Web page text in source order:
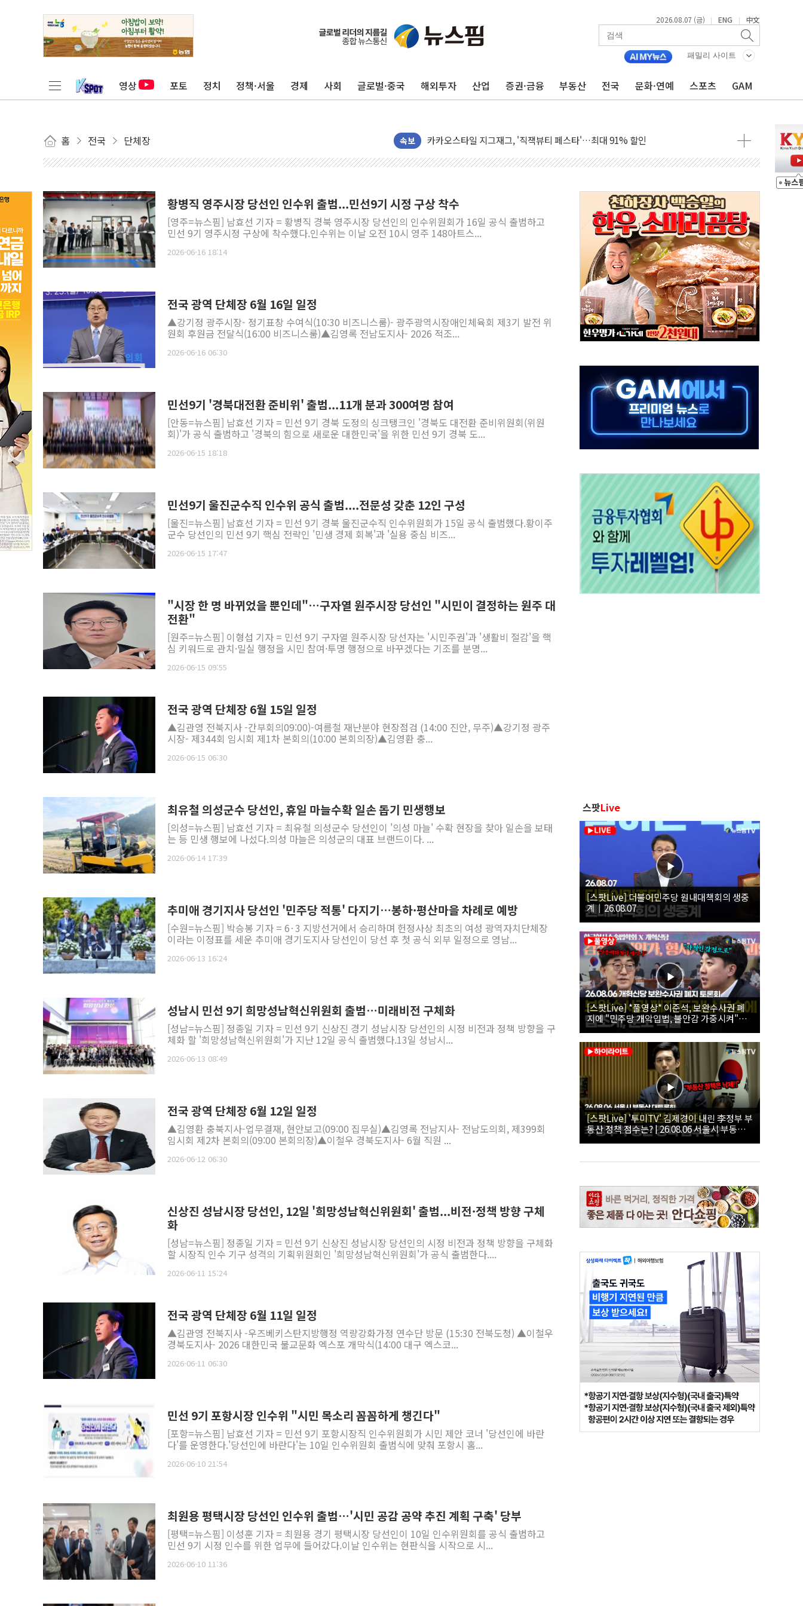
2026.08.07 (금) | ENG | 中文
패밀리 사이트
영상 포토 정치 정책·서울 경제 사회 글로벌·중국 해외투자 산업 증권·금융 부동산 전국 문화·연예 스포츠 GAM
홈 전국 단체장 속보
오뚜기, '2026 오뚜기몰 대잔치' …경품·할인 혜택 풍성
네이버, AI 투자로 숨 고르기…매출 16% 늘고 영업이익은 제자리
풀무원푸드앤컬처, 인천공항서 '팔도음식대전'
애경산업, 서울시 취약계층 위해 53억원 상당 통큰 기부
[브라질증시] 금리 인하에도 추가 완화 불확실성에 1.2% 하락 마감
[뉴스핌 이 시각 PICK] 李, 오늘 부동산 2차 회의 外
카드사 고객 유입 창구 된 '트래블카드'…휴가철 넘어 장기 고객 묶는다
제나벨, 배우 공승연 브랜드 모델 발탁… 부산 광안서 약국 팝업스토어 운영
트럼프, 폴리실리콘·태양광에 15% 관세…한국 등엔 '합산 상한' 적용
[채권/외환] 국제유가 급등에 미 국채금리·달러 동반 상승…시장, 美 고용지표 촉각
트럼프, '원정출산 시민권 차단' 행정명령 서명…출생시민권 제한 재시동
트럼프 "이란전 조만간 끝날 것"…군수품 부족설 일축 "막대한 무기 보유"
현대리바트, 원가 개선으로 실적 방어…다음 과제는 '외형 확대'
뉴욕증시, 유가·금리 부담에 하락…다우 5거래일 랠리 '마침표'
이란, 오만과 호르무즈 해협 재개방 합의 막바지.."美와 직접 협상 없어"
[민주 당권주자 일정] 송영길·정청래·김민석 후보 - 8월 7일
李대통령, 오늘 오후 2시 부동산정책 2차 점검회의…주택 공급 대책 막바지 조율
황병직 영주시장 당선인 인수위 출범...민선9기 시정 구상 착수
[영주=뉴스핌] 남효선 기자 = 황병직 경북 영주시장 당선인의 인수위원회가 16일 공식 출범하고
민선 9기 영주시정 구상에 착수했다.인수위는 이날 오전 10시 영주 148아트스...
2026-06-16 18:14
전국 광역 단체장 6월 16일 일정
▲강기정 광주시장- 정기표창 수여식(10:30 비즈니스룸)- 광주광역시장애인체육회 제3기 발전 위
원회 후원금 전달식(16:00 비즈니스룸)▲김영록 전남도지사- 2026 적조...
2026-06-16 06:30
민선9기 '경북대전환 준비위' 출범...11개 분과 300여명 참여
[안동=뉴스핌] 남효선 기자 = 민선 9기 경북 도정의 싱크탱크인 '경북도 대전환 준비위원회(위원
회)'가 공식 출범하고 '경북의 힘으로 새로운 대한민국'을 위한 민선 9기 경북 도...
2026-06-15 18:18
민선9기 울진군수직 인수위 공식 출범....전문성 갖춘 12인 구성
[울진=뉴스핌] 남효선 기자 = 민선 9기 경북 울진군수직 인수위원회가 15일 공식 출범했다.황이주
군수 당선인의 민선 9기 핵심 전략인 '민생 경제 회복'과 '실용 중심 비즈...
2026-06-15 17:47
"시장 한 명 바뀌었을 뿐인데"…구자열 원주시장 당선인 "시민이 결정하는 원주 대
전환"
[원주=뉴스핌] 이형섭 기자 = 민선 9기 구자열 원주시장 당선자는 '시민주권'과 '생활비 절감'을 핵
심 키워드로 관치·밀실 행정을 시민 참여·투명 행정으로 바꾸겠다는 기조를 분명...
2026-06-15 09:55
전국 광역 단체장 6월 15일 일정
▲김관영 전북지사 -간부회의09:00)-여름철 재난분야 현장점검 (14:00 진안, 무주)▲강기정 광주
시장- 제344회 임시회 제1차 본회의(10:00 본회의장)▲김영환 충...
2026-06-15 06:30
최유철 의성군수 당선인, 휴일 마늘수확 일손 돕기 민생행보
[의성=뉴스핌] 남효선 기자 = 최유철 의성군수 당선인이 '의성 마늘' 수확 현장을 찾아 일손을 보태
는 등 민생 행보에 나섰다.의성 마늘은 의성군의 대표 브랜드이다. ...
2026-06-14 17:39
추미애 경기지사 당선인 '민주당 적통' 다지기…봉하·평산마을 차례로 예방
[수원=뉴스핌] 박승봉 기자 = 6·3 지방선거에서 승리하며 헌정사상 최초의 여성 광역자치단체장
이라는 이정표를 세운 추미애 경기도지사 당선인이 당선 후 첫 공식 외부 일정으로 영남...
2026-06-13 16:24
성남시 민선 9기 희망성남혁신위원회 출범…미래비전 구체화
[성남=뉴스핌] 정종일 기자 = 민선 9기 신상진 경기 성남시장 당선인의 시정 비전과 정책 방향을 구
체화 할 '희망성남혁신위원회'가 지난 12일 공식 출범했다.13일 성남시...
2026-06-13 08:49
전국 광역 단체장 6월 12일 일정
▲김영환 충북지사-업무결재, 현안보고(09:00 집무실)▲김영록 전남지사- 전남도의회, 제399회
임시회 제2차 본회의(09:00 본회의장)▲이철우 경북도지사- 6월 직원 ...
2026-06-12 06:30
신상진 성남시장 당선인, 12일 '희망성남혁신위원회' 출범...비전·정책 방향 구체
화
[성남=뉴스핌] 정종일 기자 = 민선 9기 신상진 성남시장 당선인의 시정 비전과 정책 방향을 구체화
할 시장직 인수 기구 성격의 기획위원회인 '희망성남혁신위원회'가 공식 출범한다....
2026-06-11 15:24
전국 광역 단체장 6월 11일 일정
▲김관영 전북지사 -우즈베키스탄지방행정 역량강화가정 연수단 방문 (15:30 전북도청) ▲이철우
경북도지사- 2026 대한민국 불교문화 엑스포 개막식(14:00 대구 엑스코...
2026-06-11 06:30
민선 9기 포항시장 인수위 "시민 목소리 꼼꼼하게 챙긴다"
[포항=뉴스핌] 남효선 기자 = 민선 9기 포항시장직 인수위원회가 시민 제안 코너 '당선인에 바란
다'를 운영한다.'당선인에 바란다'는 10일 인수위원회 출범식에 맞춰 포항시 홈...
2026-06-10 21:54
최원용 평택시장 당선인 인수위 출범…'시민 공감 공약 추진 계획 구축' 당부
[평택=뉴스핌] 이성훈 기자 = 최원용 경기 평택시장 당선인이 10일 인수위원회를 공식 출범하고
민선 9기 시정 인수를 위한 업무에 들어갔다.이날 인수위는 현판식을 시작으로 시...
2026-06-10 11:36
스팟Live
[스팟Live] 더불어민주당 원내대책회의 생중
계｜26.08.07
[스팟Live] *풀영상* 이준석, 보완수사권 폐
지에 "민주당 개악입법, 불안감 가중시켜"｜
26.08.06 개혁신당 보완수사권 폐지 토론회
[스팟Live] '투미TV' 김제경이 내린 李정부 부
동산 정책 점수는? | 26.08.06 서울시 부동산
대토론회